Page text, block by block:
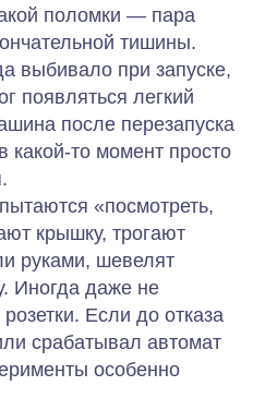
поломки — пара
тишины.
выбивало при запуске,
появляться легкий
после перезапуска
момент просто
«посмотреть,
крышку, трогают
руками, шевелят
Иногда даже не
Если до отказа
срабатывал автомат
особенно